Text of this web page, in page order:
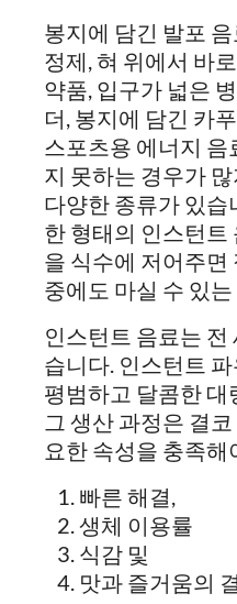
봉지에 담긴 발포
정제, 혀 위에서 바
약품, 입구가 넓은
더, 봉지에 담긴 카
스포츠용 에너지 음
지 못하는 경우가
다양한 종류가 있습
한 형태의 인스턴트
을 식수에 저어주면
중에도 마실 수 있
인스턴트 음료는
습니다. 인스턴트
평범하고 달콤한 대
그 생산 과정은 결
요한 속성을 충족해
빠른 해결,
생체 이용률
식감 및
맛과 즐거움의